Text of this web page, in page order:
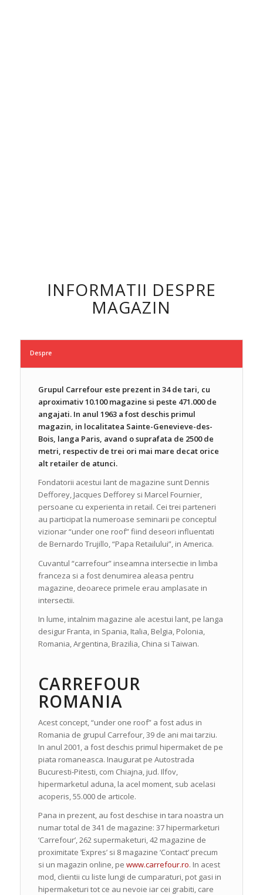
INFORMATII DESPRE
MAGAZIN
Despre
Grupul Carrefour este prezent in 34 de tari, cu
aproximativ 10.100 magazine si peste 471.000 de
angajati. In anul 1963 a fost deschis primul
magazin, in localitatea Sainte-Genevieve-des-
Bois, langa Paris, avand o suprafata de 2500 de
metri, respectiv de trei ori mai mare decat orice
alt retailer de atunci.
Fondatorii acestui lant de magazine sunt Dennis
Defforey, Jacques Defforey si Marcel Fournier,
persoane cu experienta in retail. Cei trei parteneri
au participat la numeroase seminarii pe conceptul
vizionar “under one roof” fiind deseori influentati
de Bernardo Trujillo, “Papa Retailului”, in America.
Cuvantul “carrefour” inseamna intersectie in limba
franceza si a fost denumirea aleasa pentru
magazine, deoarece primele erau amplasate in
intersectii.
In lume, intalnim magazine ale acestui lant, pe langa
desigur Franta, in Spania, Italia, Belgia, Polonia,
Romania, Argentina, Brazilia, China si Taiwan.
CARREFOUR
ROMANIA
Acest concept, “under one roof” a fost adus in
Romania de grupul Carrefour, 39 de ani mai tarziu.
In anul 2001, a fost deschis primul hipermaket de pe
piata romaneasca. Inaugurat pe Autostrada
Bucuresti-Pitesti, com Chiajna, jud. Ilfov,
hipermarketul aduna, la acel moment, sub acelasi
acoperis, 55.000 de articole.
Pana in prezent, au fost deschise in tara noastra un
numar total de 341 de magazine: 37 hipermarketuri
‘Carrefour’, 262 supermaketuri, 42 magazine de
proximitate ‘Expres’ si 8 magazine ‘Contact’ precum
si un magazin online, pe www.carrefour.ro. In acest
mod, clientii cu liste lungi de cumparaturi, pot gasi in
hipermaketuri tot ce au nevoie iar cei grabiti, care